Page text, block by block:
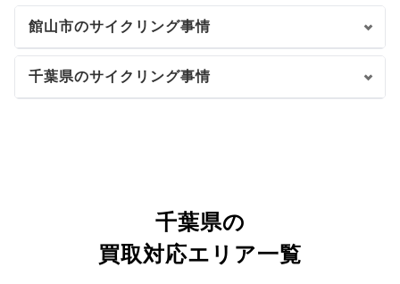
館山市のサイクリング事情
千葉県のサイクリング事情
千葉県の
買取対応エリア一覧